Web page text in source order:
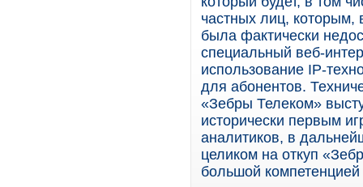
частных лиц, которым,
была фактически
специальный веб-
использование IP-
для абонентов.
«Зебры Телеком»
исторически первым
аналитиков, в
целиком на откуп
большой компетенцией